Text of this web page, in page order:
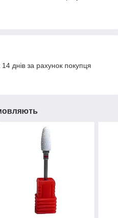
днів за рахунок покупця